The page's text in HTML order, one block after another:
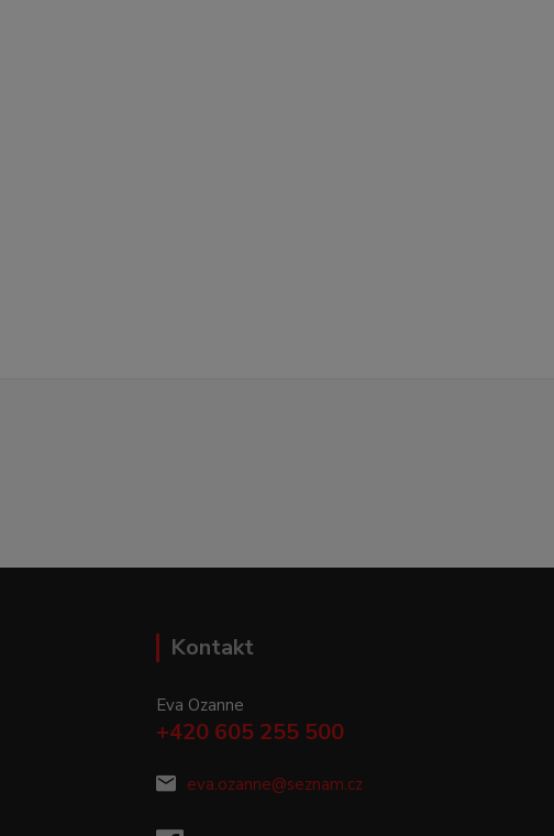
Kontakt
Eva Ozanne
+420 605 255 500
eva.ozanne@seznam.cz